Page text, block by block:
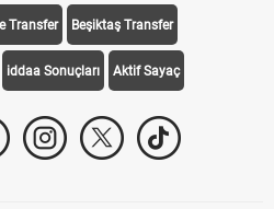
Transfer Beşiktaş Transfer
iddaa Sonuçları Aktif Sayaç